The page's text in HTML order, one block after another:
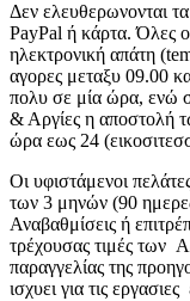
Δεν ελευθερωνονται
PayPal ή κάρτα. Όλες
ηλεκτρονική απάτη
αγορες μεταξυ 09.00
πολυ σε μία ώρα, ενώ
& Αργίες η αποστολή
ώρα εως 24
Οι υφιστάμενοι
των 3 μηνών (90
Αναβαθμίσεις ή
τρέχουσας τιμές των
παραγγελίας της
ισχυει για τις